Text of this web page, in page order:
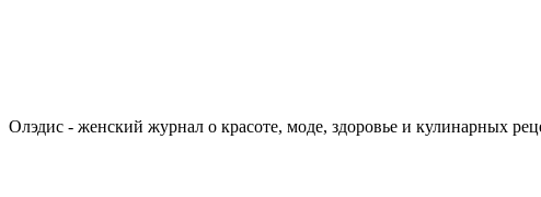
Олэдис - женский журнал о красоте, моде, здоровье и кулинарных